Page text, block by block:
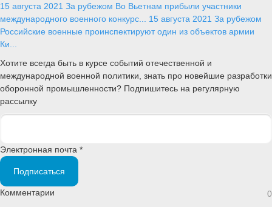
15 августа 2021 За рубежом Во Вьетнам прибыли участники
международного военного конкурс... 15 августа 2021 За рубежом
Российские военные проинспектируют один из объектов армии
Ки...
Хотите всегда быть в курсе событий отечественной и
международной военной политики, знать про новейшие разработки
оборонной промышленности? Подпишитесь на регулярную
рассылку
Электронная почта *
Подписаться
Комментарии 0